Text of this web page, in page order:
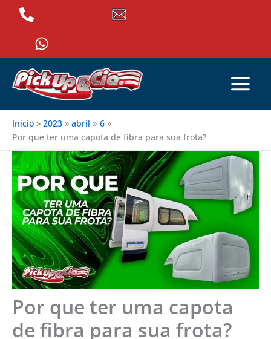
conteúdo
Início 2023 abril
6
Por que ter uma capota de fibra para sua frota?
Por que ter uma capota
de fibra para sua frota?